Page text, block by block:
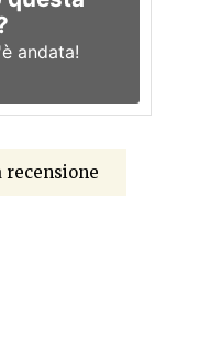
andata!
recensione